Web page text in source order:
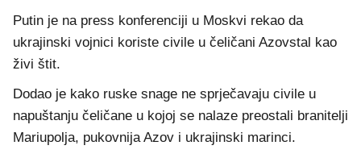
Putin je na press konferenciji u Moskvi rekao da
ukrajinski vojnici koriste civile u čeličani Azovstal kao
živi štit.
Dodao je kako ruske snage ne sprječavaju civile u
napuštanju čeličane u kojoj se nalaze preostali branitelji
Mariupolja, pukovnija Azov i ukrajinski marinci.